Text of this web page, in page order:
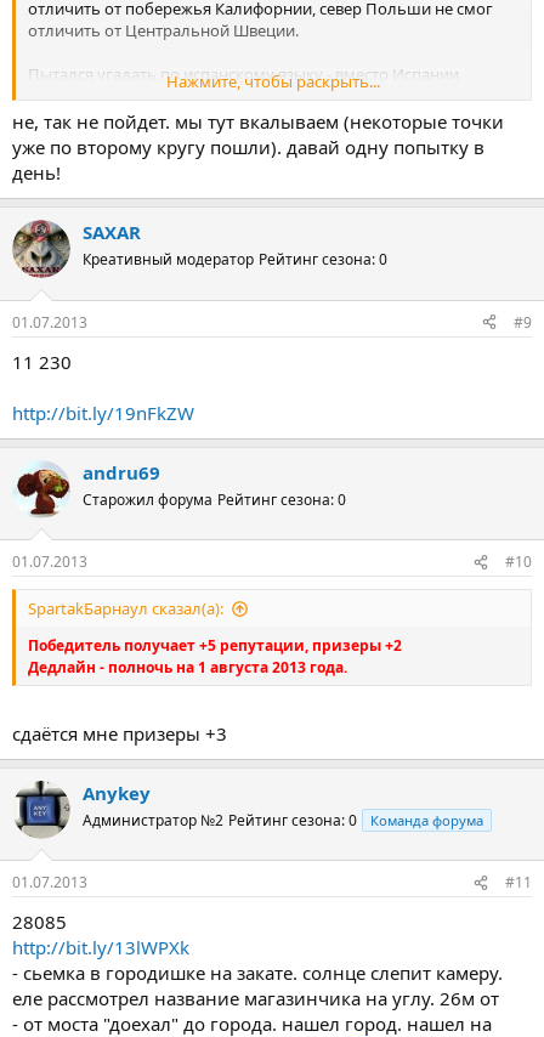
отличить от побережья Калифорнии, север Польши не смог
отличить от Центральной Швеции.
Пытался угадать по испанскому языку - вместо Испании
Дядя с тележкой на колесиках оказался не из центральной
России, а из земель, граничащих с Казахстаном.
Только с Курском повезло - увидел автобус с плакатом - 980 лет
- Курску.
Было бы время, попробовал бы еще. Ограничусь в этой игре
одной попыткой
Нажмите, чтобы раскрыть...
не, так не пойдет. мы тут вкалываем (некоторые точки
уже по второму кругу пошли). давай одну попытку в
день!
SAXAR
Креативный модератор Рейтинг сезона: 0
01.07.2013 #9
11 230
http://bit.ly/19nFkZW
andru69
Старожил форума Рейтинг сезона: 0
01.07.2013 #10
SpartakБарнаул сказал(а):
Победитель получает +5 репутации, призеры +2
Дедлайн - полночь на 1 августа 2013 года.
сдаётся мне призеры +3
Anykey
Администратор №2 Рейтинг сезона: 0 Команда форума
01.07.2013 #11
28085
http://bit.ly/13lWPXk
- сьемка в городишке на закате. солнце слепит камеру.
еле рассмотрел название магазинчика на углу. 26м от
- от моста "доехал" до города. нашел город. нашел на